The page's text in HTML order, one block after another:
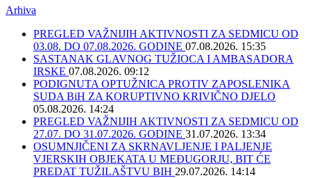
Arhiva
PREGLED VAŽNIJIH AKTIVNOSTI ZA SEDMICU OD
03.08. DO 07.08.2026. GODINE 07.08.2026. 15:35
SASTANAK GLAVNOG TUŽIOCA I AMBASADORA
IRSKE 07.08.2026. 09:12
PODIGNUTA OPTUŽNICA PROTIV ZAPOSLENIKA
SUDA BiH ZA KORUPTIVNO KRIVIČNO DJELO
05.08.2026. 14:24
PREGLED VAŽNIJIH AKTIVNOSTI ZA SEDMICU OD
27.07. DO 31.07.2026. GODINE 31.07.2026. 13:34
OSUMNJIČENI ZA SKRNAVLJENJE I PALJENJE
VJERSKIH OBJEKATA U MEĐUGORJU, BIT ĆE
PREDAT TUŽILAŠTVU BIH 29.07.2026. 14:14